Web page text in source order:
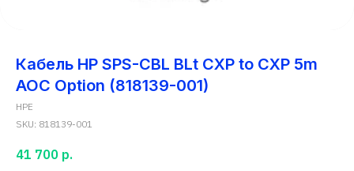
Кабель HP SPS-CBL BLt CXP to CXP 5m
AOC Option (818139-001)
HPE
SKU: 818139-001
41 700 р.